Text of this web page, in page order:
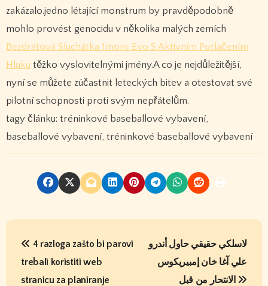
zakázalo.jedno létající monstrum by pravděpodobně
mohlo provést genocidu v několika malých zemích
Bezdrátová Sluchátka 1more Evo S Aktivním Potlačením
Hluku těžko vyslovitelnými jmény.A co je nejdůležitější,
nyní se můžete zúčastnit leteckých bitev a otestovat své
pilotní schopnosti proti svým nepřátelům.
tagy článku: tréninkové baseballové vybavení,
baseballové vybavení, tréninkové baseballové vybavení
P
4 razloga zašto bi parovi
trebali koristiti web
stranicu za planiranje
لاسلكي حقيقي حاول أندرو
علي آغا خان إمبيريكوس